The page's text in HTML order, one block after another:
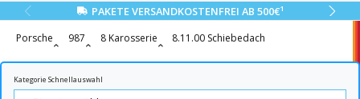
PAKETE VERSANDKOSTENFREI AB 500€1
Porsche 987 8 Karosserie 8.11.00 Schiebedach
Kategorie Schnellauswahl